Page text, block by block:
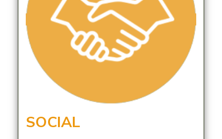
SOCIAL